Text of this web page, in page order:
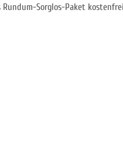
Sorglos-Paket